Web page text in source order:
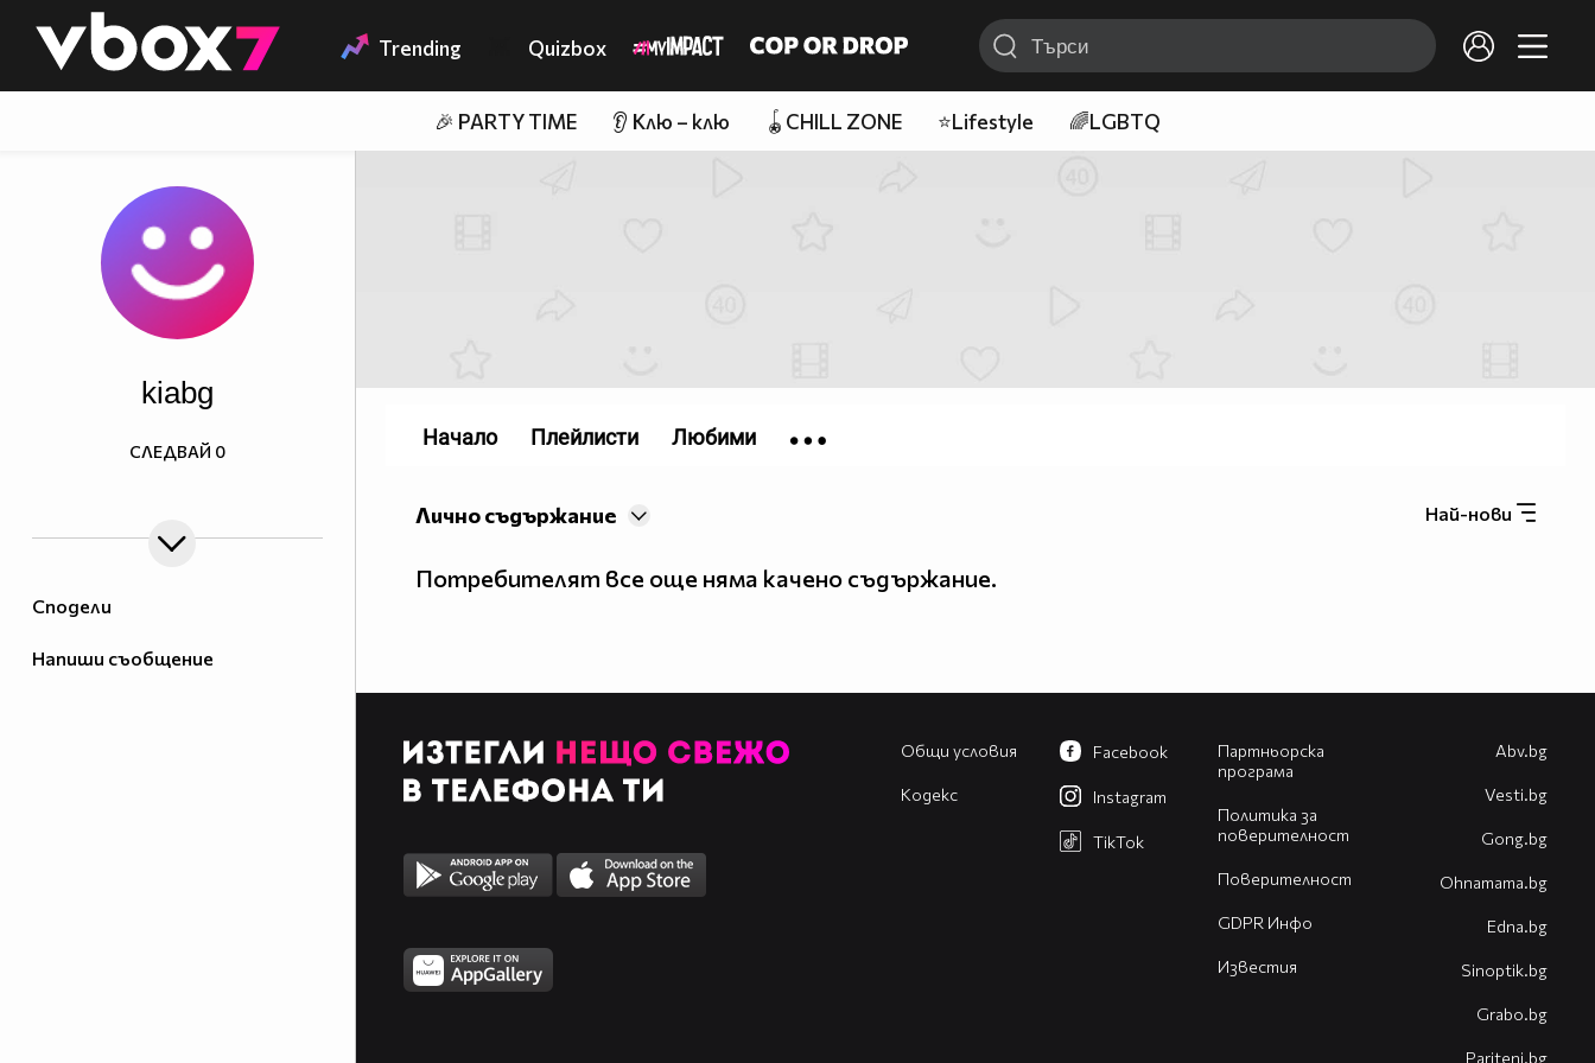
👾 Trending Quizbox
🎉 PARTY TIME 👂 Клю – клю 🪀CHILL ZONE ⭐Lifestyle 🌈LGBTQ
Сподели
Напиши съобщение
kiabg
СЛЕДВАЙ 0
Най-нови
Лично съдържание
Потребителят все още няма качено съдържание.
Начало Плейлисти Любими
Общи условия
Кодекс
Партньорска
програма
Политика за
поверителност
Поверителност
GDPR Инфо
Известия
Facebook
Instagram
TikTok
Abv.bg
Vesti.bg
Gong.bg
Оhnamama.bg
Edna.bg
Sinoptik.bg
Grabo.bg
Pariteni.bg